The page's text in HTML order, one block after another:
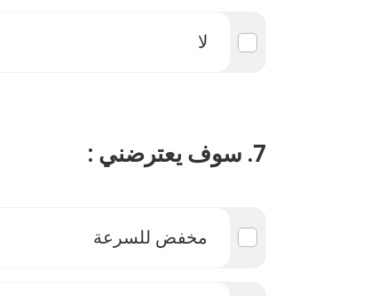
لا
7. سوف يعترضني :
مخفض للسرعة